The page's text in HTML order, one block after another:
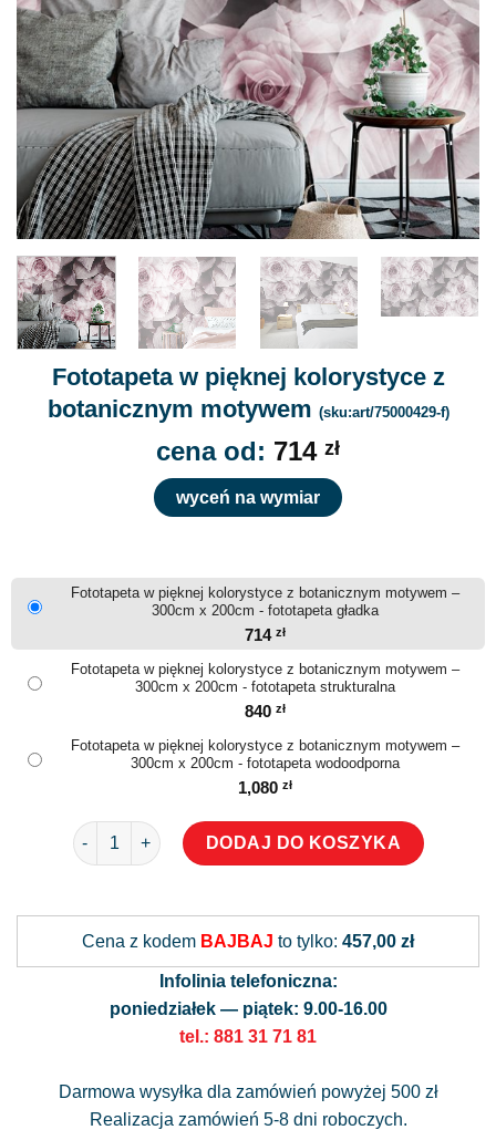
Fototapeta w pięknej kolorystyce z
botanicznym motywem (sku:art/75000429-f)
cena od: 714 zł
wyceń na wymiar
Fototapeta w pięknej kolorystyce z botanicznym motywem –
300cm x 200cm - fototapeta gładka
714 zł
Fototapeta w pięknej kolorystyce z botanicznym motywem –
300cm x 200cm - fototapeta strukturalna
840 zł
Fototapeta w pięknej kolorystyce z botanicznym motywem –
300cm x 200cm - fototapeta wodoodporna
1,080 zł
ilość Fototapeta w pięknej kolorystyce z botanicznym
DODAJ DO KOSZYKA
Cena z kodem BAJBAJ to tylko: 457,00 zł
Infolinia telefoniczna:
poniedziałek — piątek: 9.00-16.00
tel.: 881 31 71 81
Darmowa wysyłka dla zamówień powyżej 500 zł
Realizacja zamówień 5-8 dni roboczych.